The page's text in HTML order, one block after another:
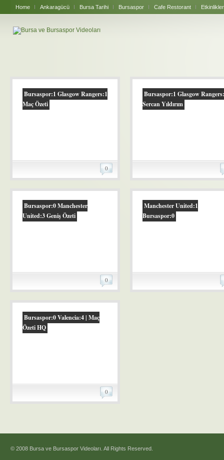
Home Ankaragücü Bursa Tarihi Bursaspor Cafe Restorant Etkinlikler
Bursaspor:1 Glasgow Rangers:1
Maç Özeti
0
Bursaspor:1 Glasgow
Sercan Yıldırım
Bursaspor:0 Manchester
United:3 Geniş Özeti
0
Manchester United:1
Bursaspor:0
Bursaspor:0 Valencia:4 | Maç
Özeti HQ
0
© 2008 Bursa ve Bursaspor Videoları. All Rights Reserved.